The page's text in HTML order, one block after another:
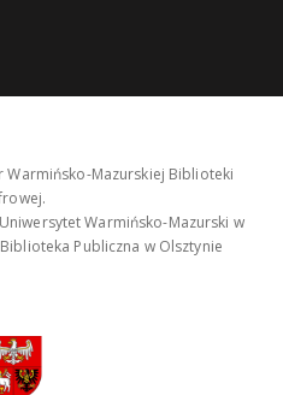
Warmińsko-Mazurskiej Biblioteki
Warmińsko-Mazurski w
Publiczna w Olsztynie